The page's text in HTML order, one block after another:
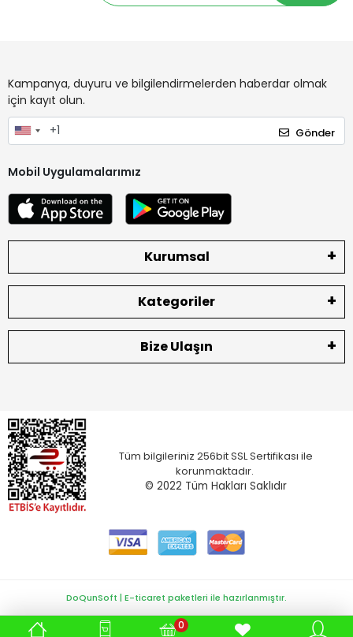
Kampanya, duyuru ve bilgilendirmelerden haberdar olmak
için kayıt olun.
Gönder
Mobil Uygulamalarımız
Kurumsal
Kategoriler
Bize Ulaşın
Tüm bilgileriniz 256bit SSL Sertifikası ile
korunmaktadır.
© 2022 Tüm Hakları Saklıdır
0
DoQunSoft | E-ticaret paketleri ile hazırlanmıştır.